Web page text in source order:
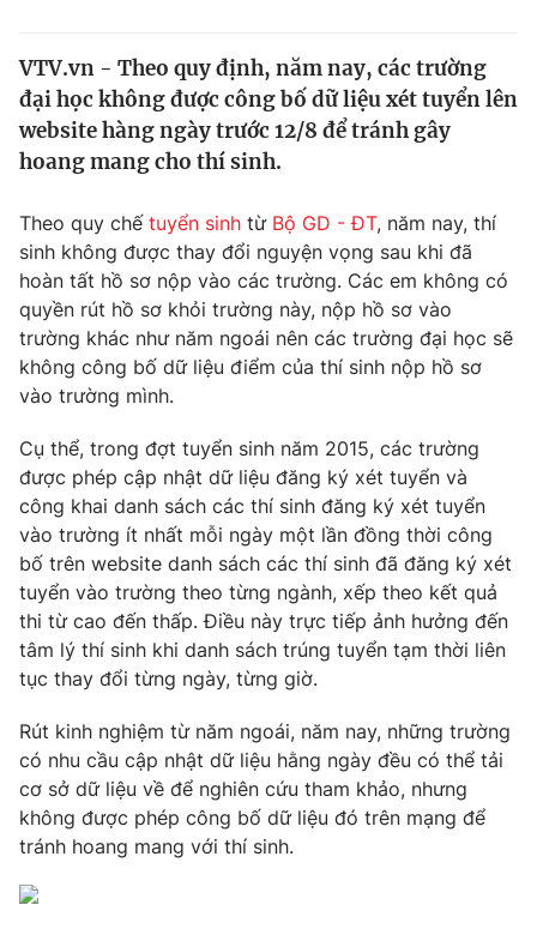
Thế giới
Tin tức
Thế giới đó đây
Câu chuyện quốc tế
Kinh tế
Thị trường
Góc doanh nghiệp
Dữ liệu và đời sống
Truyền hình
Phim VTV
Hậu trường
Khán giả
Giải sao mai
Giải trí
Điện ảnh
Âm nhạc
Sao
Du lịch
Làm đẹp
Chất lượng cuộc sống
Giáo dục
Tuyển sinh
Học trực tuyến
Công nghệ
Hitech Công nghệ tương lai
Sản phẩm
Tư vấn
Giao lưu trực tuyến
Chuyên mục khác
Emagazine Podcast
Photo
VTV.vn - Theo quy định, năm nay, các trường
đại học không được công bố dữ liệu xét tuyển lên
website hàng ngày trước 12/8 để tránh gây
hoang mang cho thí sinh.
Theo quy chế tuyển sinh từ Bộ GD - ĐT, năm nay, thí
sinh không được thay đổi nguyện vọng sau khi đã
hoàn tất hồ sơ nộp vào các trường. Các em không có
quyền rút hồ sơ khỏi trường này, nộp hồ sơ vào
trường khác như năm ngoái nên các trường đại học sẽ
không công bố dữ liệu điểm của thí sinh nộp hồ sơ
vào trường mình.
Cụ thể, trong đợt tuyển sinh năm 2015, các trường
được phép cập nhật dữ liệu đăng ký xét tuyển và
công khai danh sách các thí sinh đăng ký xét tuyển
vào trường ít nhất mỗi ngày một lần đồng thời công
bố trên website danh sách các thí sinh đã đăng ký xét
tuyển vào trường theo từng ngành, xếp theo kết quả
thi từ cao đến thấp. Điều này trực tiếp ảnh hưởng đến
tâm lý thí sinh khi danh sách trúng tuyển tạm thời liên
tục thay đổi từng ngày, từng giờ.
Rút kinh nghiệm từ năm ngoái, năm nay, những trường
có nhu cầu cập nhật dữ liệu hằng ngày đều có thể tải
cơ sở dữ liệu về để nghiên cứu tham khảo, nhưng
không được phép công bố dữ liệu đó trên mạng để
tránh hoang mang với thí sinh.